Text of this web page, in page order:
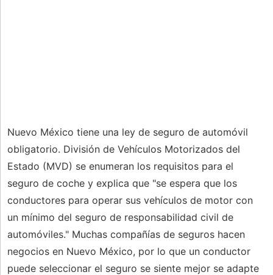
Nuevo México tiene una ley de seguro de automóvil
obligatorio. División de Vehículos Motorizados del
Estado (MVD) se enumeran los requisitos para el
seguro de coche y explica que "se espera que los
conductores para operar sus vehículos de motor con
un mínimo del seguro de responsabilidad civil de
automóviles." Muchas compañías de seguros hacen
negocios en Nuevo México, por lo que un conductor
puede seleccionar el seguro se siente mejor se adapte